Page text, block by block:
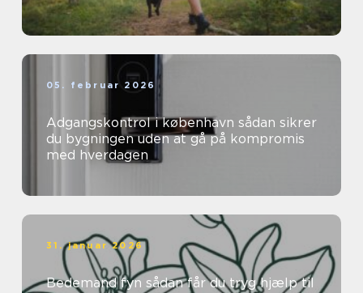
05. februar 2026
Adgangskontrol i københavn sådan sikrer
du bygningen uden at gå på kompromis
med hverdagen
31. januar 2026
Bedemand fyn sådan får du tryg hjælp til